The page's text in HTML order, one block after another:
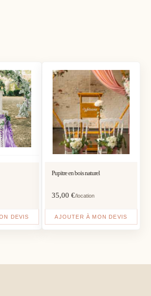
DEVIS
Pupitre en bois naturel
35,00 €/location
AJOUTER À MON DEVIS